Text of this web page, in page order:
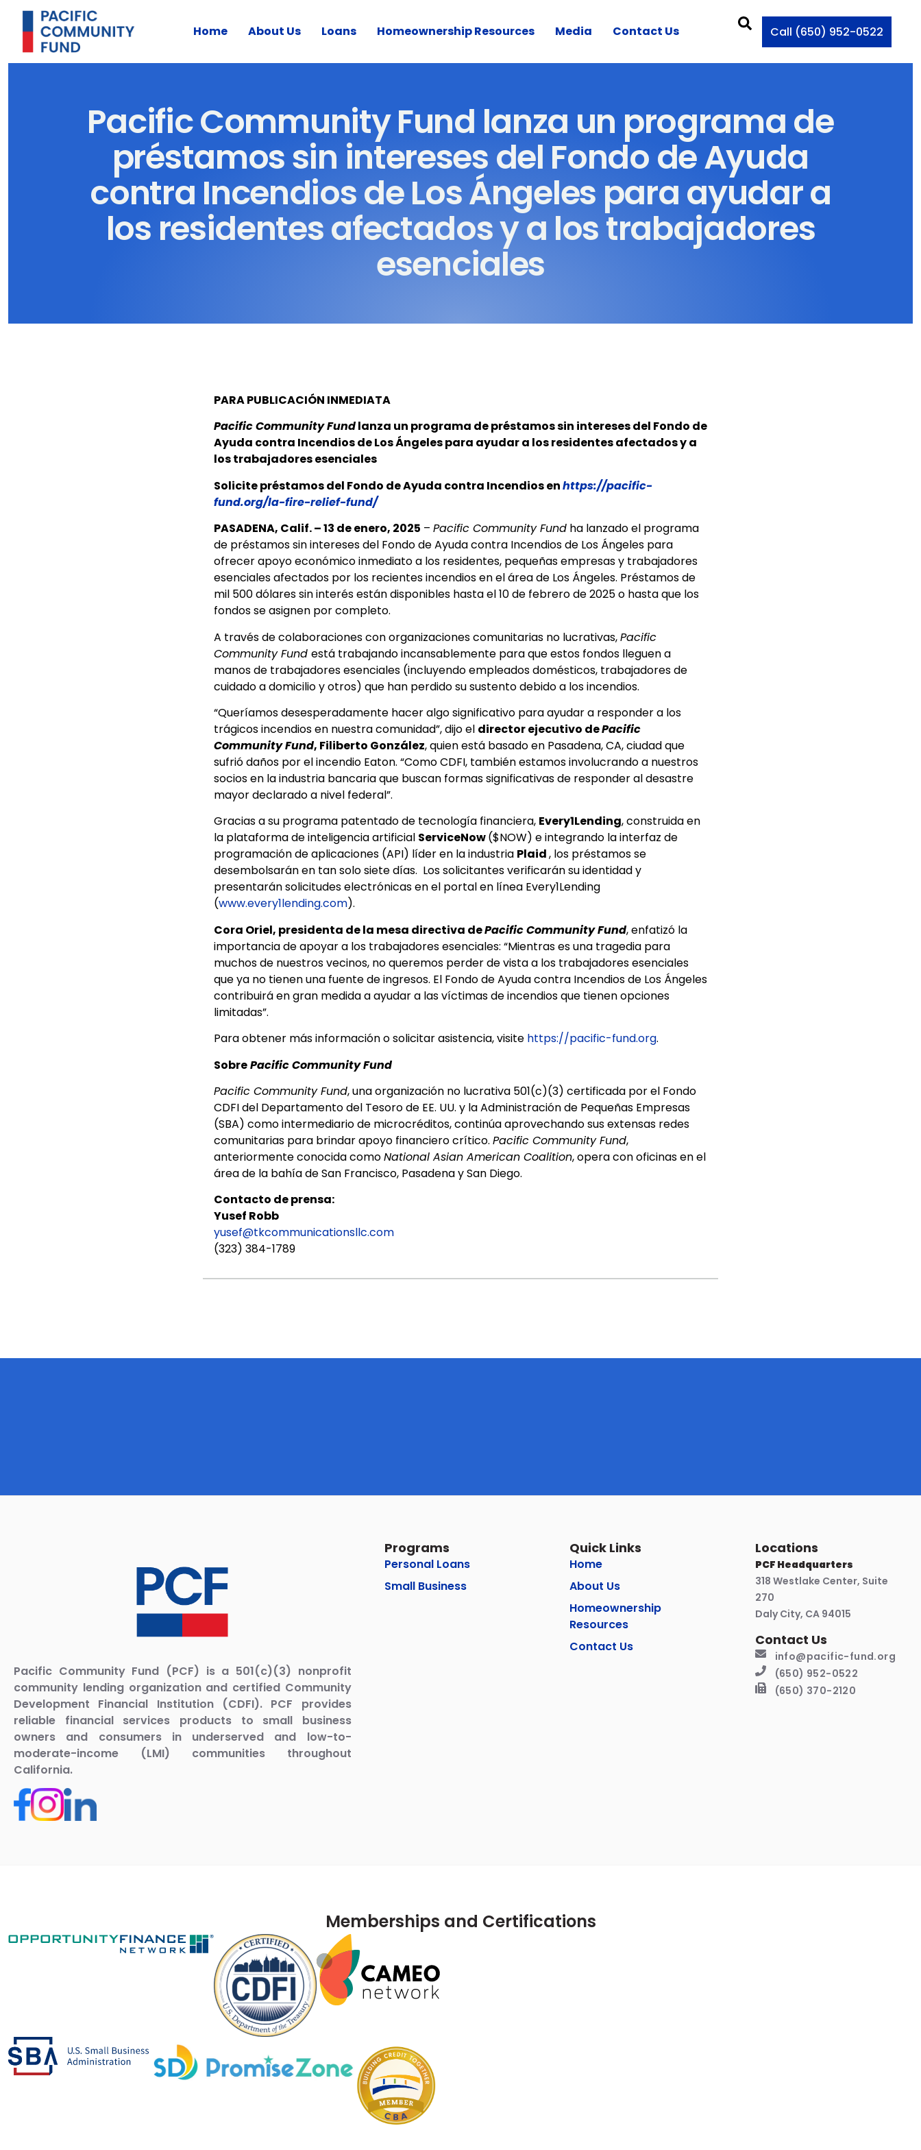
Home About Us Loans Homeownership Resources Media Contact Us Call (650) 952-0522
Pacific Community Fund lanza un programa de
préstamos sin intereses del Fondo de Ayuda
contra Incendios de Los Ángeles para ayudar a
los residentes afectados y a los trabajadores
esenciales
PARA PUBLICACIÓN INMEDIATA
Pacific Community Fundlanza un programa de préstamos sin intereses del Fondo de
Ayuda contra Incendios de Los Ángeles para ayudar a los residentes afectados y a
los trabajadores esenciales
Solicite préstamos del Fondo de Ayuda contra Incendios enhttps://pacific-
fund.org/la-fire-relief-fund/
PASADENA, Calif. – 13 de enero, 2025 – Pacific Community Fund ha lanzado el programa
de préstamos sin intereses del Fondo de Ayuda contra Incendios de Los Ángeles para
ofrecer apoyo económico inmediato a los residentes, pequeñas empresas y trabajadores
esenciales afectados por los recientes incendios en el área de Los Ángeles. Préstamos de
mil 500 dólares sin interés están disponibles hasta el 10 de febrero de 2025 o hasta que los
fondos se asignen por completo.
A través de colaboraciones con organizaciones comunitarias no lucrativas,Pacific
Community Fund está trabajando incansablemente para que estos fondos lleguen a
manos de trabajadores esenciales (incluyendo empleados domésticos, trabajadores de
cuidado a domicilio y otros) que han perdido su sustento debido a los incendios.
“Queríamos desesperadamente hacer algo significativo para ayudar a responder a los
trágicos incendios en nuestra comunidad”, dijo el director ejecutivo dePacific
Community Fund, Filiberto González, quien está basado en Pasadena, CA, ciudad que
sufrió daños por el incendio Eaton. “Como CDFI, también estamos involucrando a nuestros
socios en la industria bancaria que buscan formas significativas de responder al desastre
mayor declarado a nivel federal”.
Gracias a su programa patentado de tecnología financiera, Every1Lending, construida en
la plataforma de inteligencia artificial ServiceNow($NOW) e integrando la interfaz de
programación de aplicaciones (API) líder en la industria Plaid, los préstamos se
desembolsarán en tan solo siete días. Los solicitantes verificarán su identidad y
presentarán solicitudes electrónicas en el portal en línea Every1Lending
(www.every1lending.com).
Cora Oriel, presidenta de la mesa directiva dePacific Community Fund, enfatizó la
importancia de apoyar a los trabajadores esenciales: “Mientras es una tragedia para
muchos de nuestros vecinos, no queremos perder de vista a los trabajadores esenciales
que ya no tienen una fuente de ingresos. El Fondo de Ayuda contra Incendios de Los Ángeles
contribuirá en gran medida a ayudar a las víctimas de incendios que tienen opciones
limitadas”.
Para obtener más información o solicitar asistencia, visite https://pacific-fund.org.
SobrePacific Community Fund
Pacific Community Fund, una organización no lucrativa 501(c)(3) certificada por el Fondo
CDFI del Departamento del Tesoro de EE. UU. y la Administración de Pequeñas Empresas
(SBA) como intermediario de microcréditos, continúa aprovechando sus extensas redes
comunitarias para brindar apoyo financiero crítico. Pacific Community Fund,
anteriormente conocida comoNational Asian American Coalition, opera con oficinas en el
área de la bahía de San Francisco, Pasadena y San Diego.
Contacto de prensa:
Yusef Robb
yusef@tkcommunicationsllc.com
(323) 384-1789
Pacific Community Fund (PCF) is a 501(c)(3) nonprofit
community lending organization and certified Community
Development Financial Institution (CDFI). PCF provides
reliable financial services products to small business
owners and consumers in underserved and low-to-
moderate-income (LMI) communities throughout
California.
Programs
Personal Loans
Small Business
Quick Links
Home
About Us
Homeownership
Resources
Contact Us
Locations
PCF Headquarters
318 Westlake Center, Suite
270
Daly City, CA 94015
Contact Us
info@pacific-fund.org
(650) 952-0522
(650) 370-2120
Memberships and Certifications